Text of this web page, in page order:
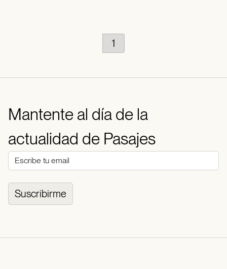
1
Mantente al día de la
actualidad de Pasajes
Suscribirme